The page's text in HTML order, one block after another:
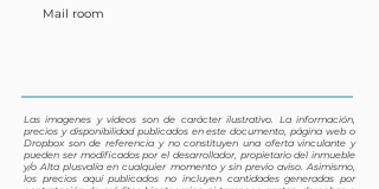
Mail room
Las imagenes y videos son de carácter ilustrativo. La información,
precios y disponibilidad publicados en este documento, página web o
Dropbox son de referencia y no constituyen una oferta vinculante y
pueden ser modificados por el desarrollador, propietario del inmueble
y/o Alta plusvalía en cualquier momento y sin previo aviso. Asimismo,
los precios aquí publicados no incluyen cantidades generadas por